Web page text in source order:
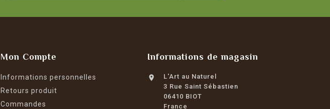
Mon Compte
Informations personnelles
Retours produit
Commandes
Informations de magasin

L'Art au Naturel
3 Rue Saint Sébastien
06410 BIOT
France